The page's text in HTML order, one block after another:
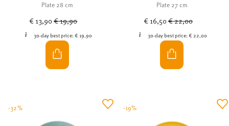
Plate 28 cm
€ 13,90Price reduced from
€ 19,90
30-day best price: € 19,90
Plate 27 cm
€ 16,50Price reduced from
€ 22,00
30-day best price:€ 22,00
-32% -19%